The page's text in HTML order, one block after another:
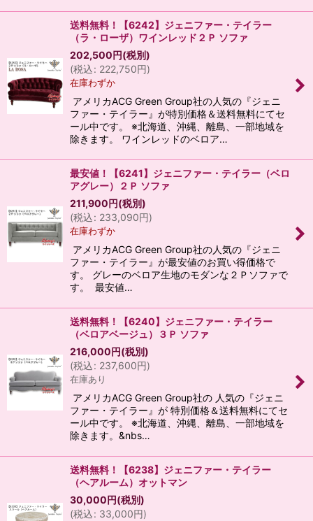
送料無料！【6242】ジェニファー・テイラー
（ラ・ローザ）ワインレッド２Ｐ ソファ
202,500円(税別)
(税込: 222,750円)
在庫わずか
アメリカACG Green Group社の人気の『ジェニ
ファー・テイラー』が特別価格＆送料無料にてセ
ール中です。 ※北海道、沖縄、離島、一部地域を
除きます。 ワインレッドのベロア…
最安値！【6241】ジェニファー・テイラー（ベロ
アグレー）２Ｐ ソファ
211,900円(税別)
(税込: 233,090円)
在庫わずか
アメリカACG Green Group社の人気の『ジェニ
ファー・テイラー』が最安値のお買い得価格で
す。 グレーのベロア生地のモダンな２Ｐソファで
す。 最安値…
送料無料！【6240】ジェニファー・テイラー
（ベロアベージュ）３Ｐ ソファ
216,000円(税別)
(税込: 237,600円)
在庫あり
アメリカACG Green Group社の 人気の『ジェニ
ファー・テイラー』が 特別価格＆送料無料にてセ
ール中です。 ※北海道、沖縄、離島、一部地域を
除きます。&nbs…
送料無料！【6238】ジェニファー・テイラー
（ヘアルーム）オットマン
30,000円(税別)
(税込: 33,000円)